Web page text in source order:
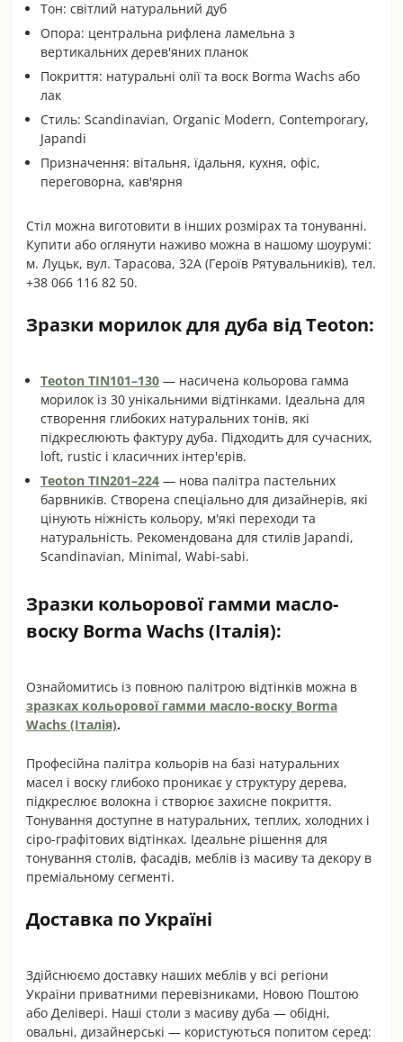
Тон: світлий натуральний дуб
Опора: центральна рифлена ламельна з
вертикальних дерев'яних планок
Покриття: натуральні олії та воск Borma Wachs або
лак
Стиль: Scandinavian, Organic Modern, Contemporary,
Japandi
Призначення: вітальня, їдальня, кухня, офіс,
переговорна, кав'ярня
Стіл можна виготовити в інших розмірах та тонуванні.
Купити або оглянути наживо можна в нашому шоурумі:
м. Луцьк, вул. Тарасова, 32А (Героїв Рятувальників), тел.
+38 066 116 82 50.
Зразки морилок для дуба від Teoton:
Teoton TIN101–130 — насичена кольорова гамма
морилок із 30 унікальними відтінками. Ідеальна для
створення глибоких натуральних тонів, які
підкреслюють фактуру дуба. Підходить для сучасних,
loft, rustic і класичних інтер'єрів.
Teoton TIN201–224 — нова палітра пастельних
барвників. Створена спеціально для дизайнерів, які
цінують ніжність кольору, м'які переходи та
натуральність. Рекомендована для стилів Japandi,
Scandinavian, Minimal, Wabi-sabi.
Зразки кольорової гамми масло-
воску Borma Wachs (Італія):
Ознайомитись із повною палітрою відтінків можна в
зразках кольорової гамми масло-воску Borma
Wachs (Італія).
Професійна палітра кольорів на базі натуральних
масел і воску глибоко проникає у структуру дерева,
підкреслює волокна і створює захисне покриття.
Тонування доступне в натуральних, теплих, холодних і
сіро-графітових відтінках. Ідеальне рішення для
тонування столів, фасадів, меблів із масиву та декору в
преміальному сегменті.
Доставка по Україні
Здійснюємо доставку наших меблів у всі регіони
України приватними перевізниками, Новою Поштою
або Делівері. Наші столи з масиву дуба — обідні,
овальні, дизайнерські — користуються попитом серед: